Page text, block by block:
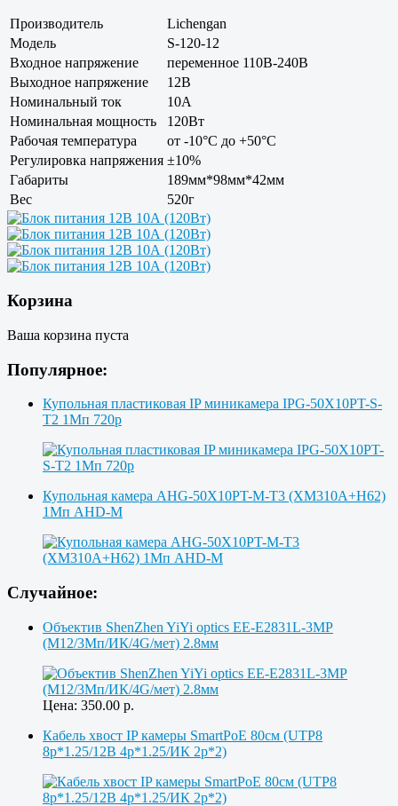
Производитель
Lichengan
Модель
S-120-12
Входное напряжение
переменное 110В-240В
Выходное напряжение
12В
Номинальный ток
10А
Номинальная мощность
120Вт
Рабочая температура
от -10°С до +50°С
Регулировка напряжения ±10%
Габариты
189мм*98мм*42мм
Вес
520г
Корзина
Ваша корзина пуста
Популярное:
Купольная пластиковая IP миникамера IPG-50X10PT-S-
T2 1Мп 720p
Купольная камера AHG-50X10PT-M-T3 (XM310A+H62)
1Мп AHD-M
Случайное:
Объектив ShenZhen YiYi optics EE-E2831L-3MP
(M12/3Мп/ИК/4G/мет) 2.8мм
Цена: 350.00 р.
Кабель хвост IP камеры SmartPoE 80см (UTP8
8p*1.25/12В 4p*1.25/ИК 2p*2)